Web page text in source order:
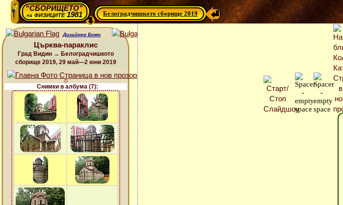
“СБОРИЩЕТО”
нафизиците 1981 Белоградчишкото сборище 2019
Дизайнер Божо
Църква-параклис
Град Видин → Белоградчишкото
сборище 2019, 29 май—2 юни 2019
Снимки в албума (7):